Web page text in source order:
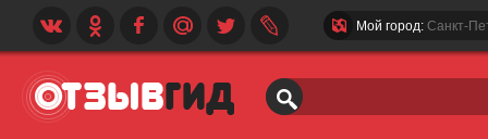
Мой город: Санкт-